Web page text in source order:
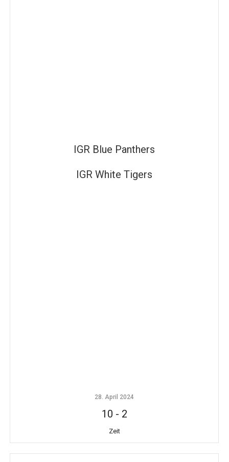
IGR Blue Panthers
IGR White Tigers
28. April 2024
10 - 2
Zeit